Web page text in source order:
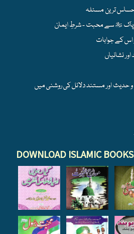
DOWNLOAD ISLAMIC BOOKS